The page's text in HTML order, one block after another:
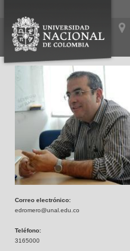
Correo electrónico:
edromero@unal.edu.co
Teléfono:
3165000